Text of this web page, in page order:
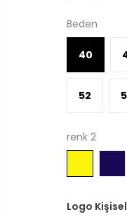
Beden
40
52
renk 2
Logo